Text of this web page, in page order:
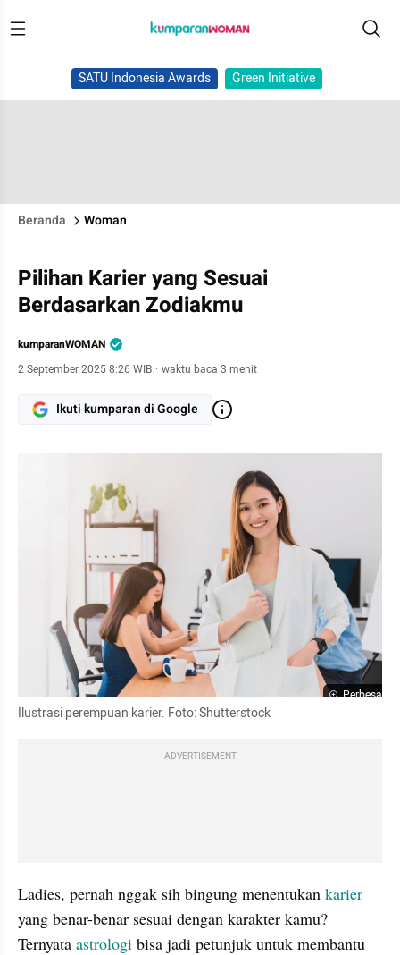
SATU Indonesia Awards Green Initiative
Beranda Woman
Pilihan Karier yang Sesuai
Berdasarkan Zodiakmu
kumparanWOMAN
2 September 2025 8:26 WIB · waktu baca 3 menit
Ikuti kumparan di Google
Perbesar
Ilustrasi perempuan karier. Foto: Shutterstock
ADVERTISEMENT
Ladies, pernah nggak sih bingung menentukan
yang benar-benar sesuai dengan karakter kamu?
Ternyata astrologi bisa jadi petunjuk untuk membantu